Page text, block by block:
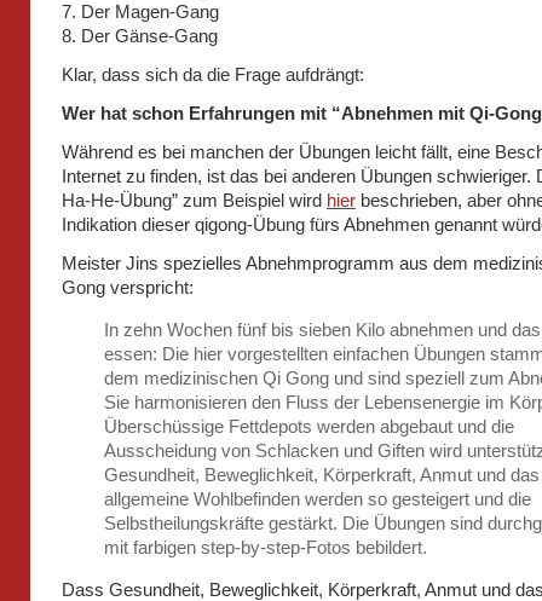
7. Der Magen-Gang
8. Der Gänse-Gang
Klar, dass sich da die Frage aufdrängt:
Wer hat schon Erfahrungen mit “Abnehmen mit Qi-
Während es bei manchen der Übungen leicht fällt, eine
Internet zu finden, ist das bei anderen Übungen schwieriger.
Ha-He-Übung” zum Beispiel wird hier beschrieben, aber
Indikation dieser qigong-Übung fürs Abnehmen genannt
Meister Jins spezielles Abnehmprogramm aus dem
Gong verspricht:
In zehn Wochen fünf bis sieben Kilo abnehmen und
essen: Die hier vorgestellten einfachen Übungen
dem medizinischen Qi Gong und sind speziell zum
Sie harmonisieren den Fluss der Lebensenergie im
Überschüssige Fettdepots werden abgebaut und die
Ausscheidung von Schlacken und Giften wird
Gesundheit, Beweglichkeit, Körperkraft, Anmut und das
allgemeine Wohlbefinden werden so gesteigert und die
Selbstheilungskräfte gestärkt. Die Übungen sind
mit farbigen step-by-step-Fotos bebildert.
Dass Gesundheit, Beweglichkeit, Körperkraft, Anmut und